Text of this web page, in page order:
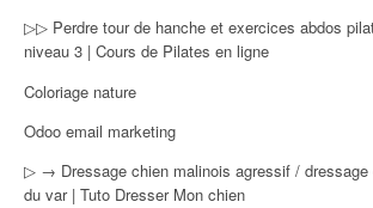
▷▷ Perdre tour de hanche et exercices abdos
niveau 3 | Cours de Pilates en ligne
Coloriage nature
Odoo email marketing
▷ → Dressage chien malinois agressif / dressage
du var | Tuto Dresser Mon chien